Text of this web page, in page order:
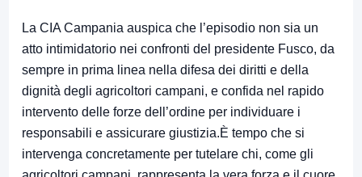
La CIA Campania auspica che l’episodio non sia un
atto intimidatorio nei confronti del presidente Fusco, da
sempre in prima linea nella difesa dei diritti e della
dignità degli agricoltori campani, e confida nel rapido
intervento delle forze dell’ordine per individuare i
responsabili e assicurare giustizia.È tempo che si
intervenga concretamente per tutelare chi, come gli